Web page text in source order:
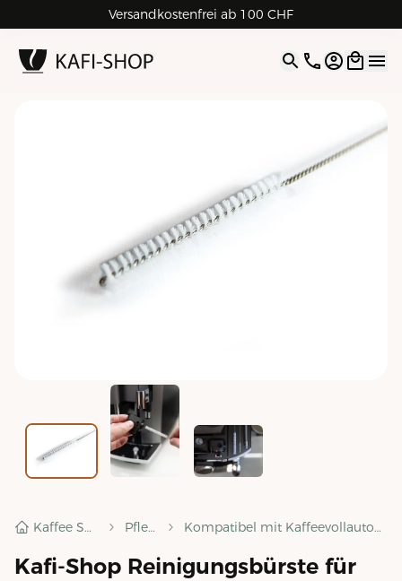
Versandkostenfrei ab 100 CHF
4.9| 5.0 Google
Open
Kaffee Shop Pflege Kompatibel mit Kaffeevollautomaten
Kafi-Shop Reinigungsbürste für